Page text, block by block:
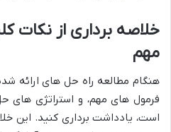
خلاصه برداری از نکات
مهم
هنگام مطالعه راه حل های ارائه
فرمول های مهم، و استراتژی های
است، یادداشت برداری کنید. این